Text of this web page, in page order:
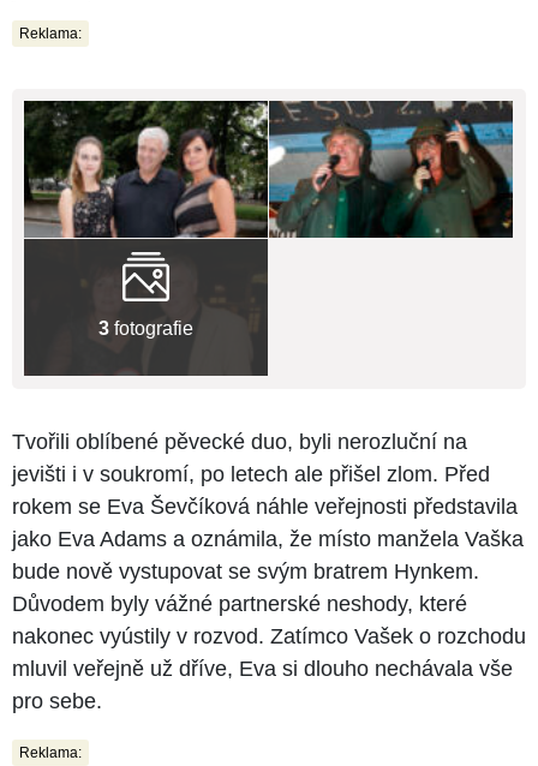
Reklama:
3 fotografie
Tvořili oblíbené pěvecké duo, byli nerozluční na
jevišti i v soukromí, po letech ale přišel zlom. Před
rokem se Eva Ševčíková náhle veřejnosti představila
jako Eva Adams a oznámila, že místo manžela Vaška
bude nově vystupovat se svým bratrem Hynkem.
Důvodem byly vážné partnerské neshody, které
nakonec vyústily v rozvod. Zatímco Vašek o rozchodu
mluvil veřejně už dříve, Eva si dlouho nechávala vše
pro sebe.
Reklama: